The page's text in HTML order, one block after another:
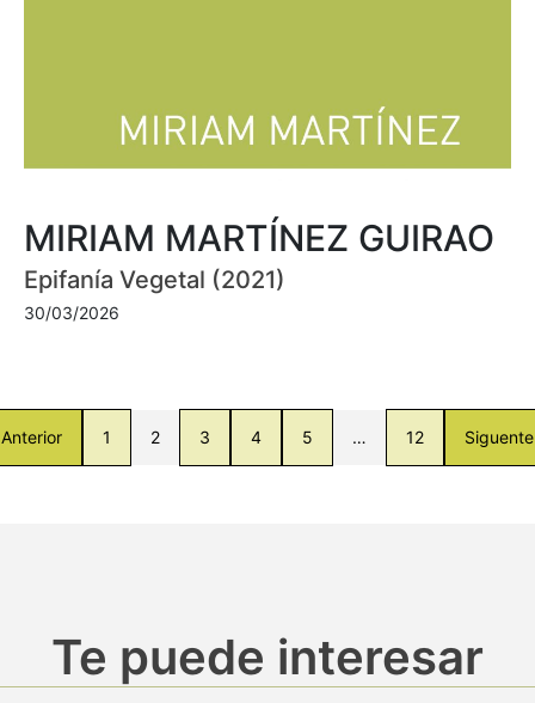
MIRIAM MARTÍNEZ GUIRAO
Epifanía Vegetal (2021)
30/03/2026
Anterior 1 2 3 4 5 … 12 Siguente
Te puede interesar